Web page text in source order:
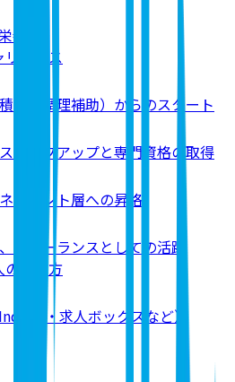
養士
アパス
み（調理補助）からのスタート
テップアップと専門資格の取得
ジメント層への昇格
フリーランスとしての活躍
の探し方
・求人ボックスなど）